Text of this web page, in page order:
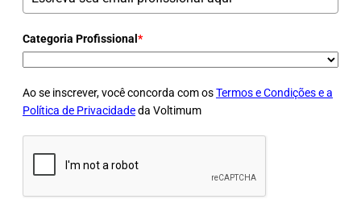
Categoria Profissional *
Ao se inscrever, você concorda com osTermos e Condições e a
Política de Privacidadeda Voltimum